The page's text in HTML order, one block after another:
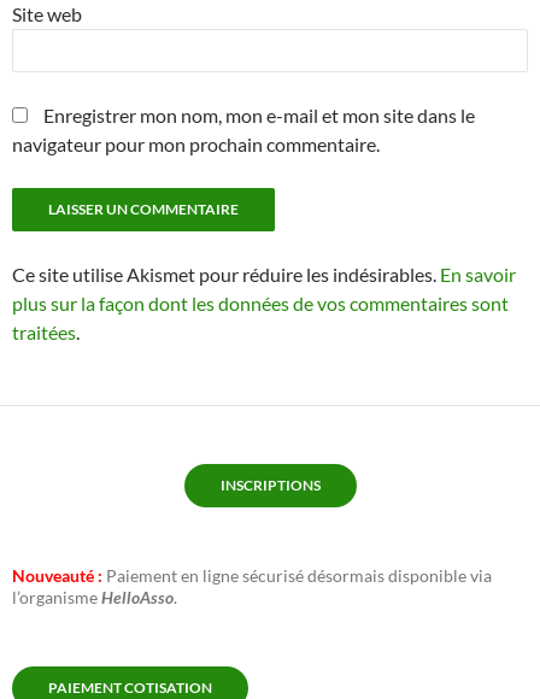
Site web
Enregistrer mon nom, mon e-mail et mon site dans le
navigateur pour mon prochain commentaire.
Ce site utilise Akismet pour réduire les indésirables. En savoir
plus sur la façon dont les données de vos commentaires sont
traitées.
INSCRIPTIONS
Nouveauté : Paiement en ligne sécurisé désormais disponible via
l’organismeHelloAsso.
PAIEMENT COTISATION